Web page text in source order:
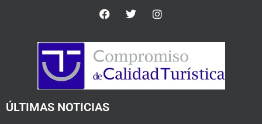
F
a
e
b
o
o
k
T
w
t
e
r
I
n
t
g
r
a
m
ÚLTIMAS NOTICIAS